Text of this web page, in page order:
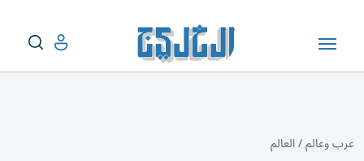
عرب وعالم/العالم